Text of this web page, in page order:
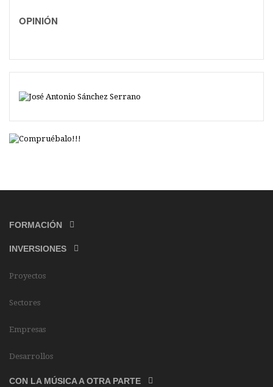
OPINIÓN
FORMACIÓN
INVERSIONES
Proyectos
Sectores
Empresas
Desarrollos
CON LA MÚSICA A OTRA PARTE